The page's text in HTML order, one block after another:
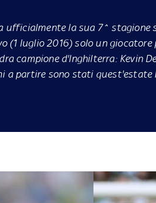
ufficialmente la sua 7^ stagione
(1 luglio 2016) solo un giocatore
campione d'Inghilterra: Kevin
partire sono stati quest'estate